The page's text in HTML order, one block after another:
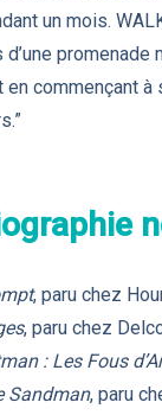
un mois.
d’une
en commençant
, paru chez
, paru chez
: Les Fous
Sandman, paru